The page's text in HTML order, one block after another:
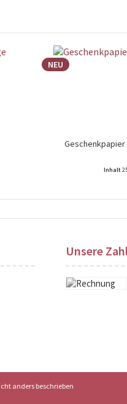
NEU
Inhalt
Preise nach
Unsere
anders beschrieben